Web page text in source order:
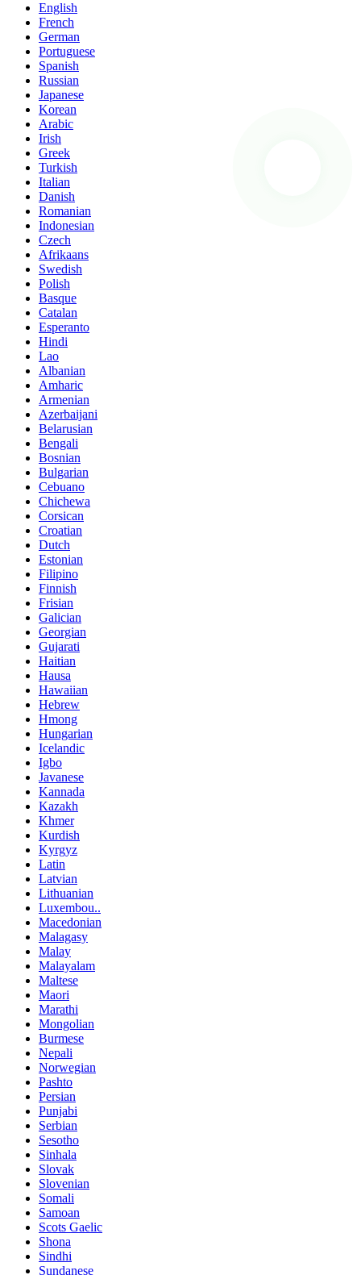
English
French
German
Portuguese
Spanish
Russian
Japanese
Korean
Arabic
Irish
Greek
Turkish
Italian
Danish
Romanian
Indonesian
Czech
Afrikaans
Swedish
Polish
Basque
Catalan
Esperanto
Hindi
Lao
Albanian
Amharic
Armenian
Azerbaijani
Belarusian
Bengali
Bosnian
Bulgarian
Cebuano
Chichewa
Corsican
Croatian
Dutch
Estonian
Filipino
Finnish
Frisian
Galician
Georgian
Gujarati
Haitian
Hausa
Hawaiian
Hebrew
Hmong
Hungarian
Icelandic
Igbo
Javanese
Kannada
Kazakh
Khmer
Kurdish
Kyrgyz
Latin
Latvian
Lithuanian
Luxembou..
Macedonian
Malagasy
Malay
Malayalam
Maltese
Maori
Marathi
Mongolian
Burmese
Nepali
Norwegian
Pashto
Persian
Punjabi
Serbian
Sesotho
Sinhala
Slovak
Slovenian
Somali
Samoan
Scots Gaelic
Shona
Sindhi
Sundanese